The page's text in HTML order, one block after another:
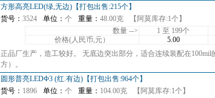
方形高亮LED(绿,无边)【打包出售:215个】
货号： 3524 单位： 个 重量： 48.00克
【阿莫库存:1个】
数量 -->
1 至 199个
价格(人民币,元）
5.00
正品厂生产，造工较好。 无底边突出部分，适合连续装配在
方）。
圆形普亮LEDΦ3 (红.有边)【打包出售:964个】
货号： 1896 单位： 个 重量： 104.00克
【阿莫库存:1个】